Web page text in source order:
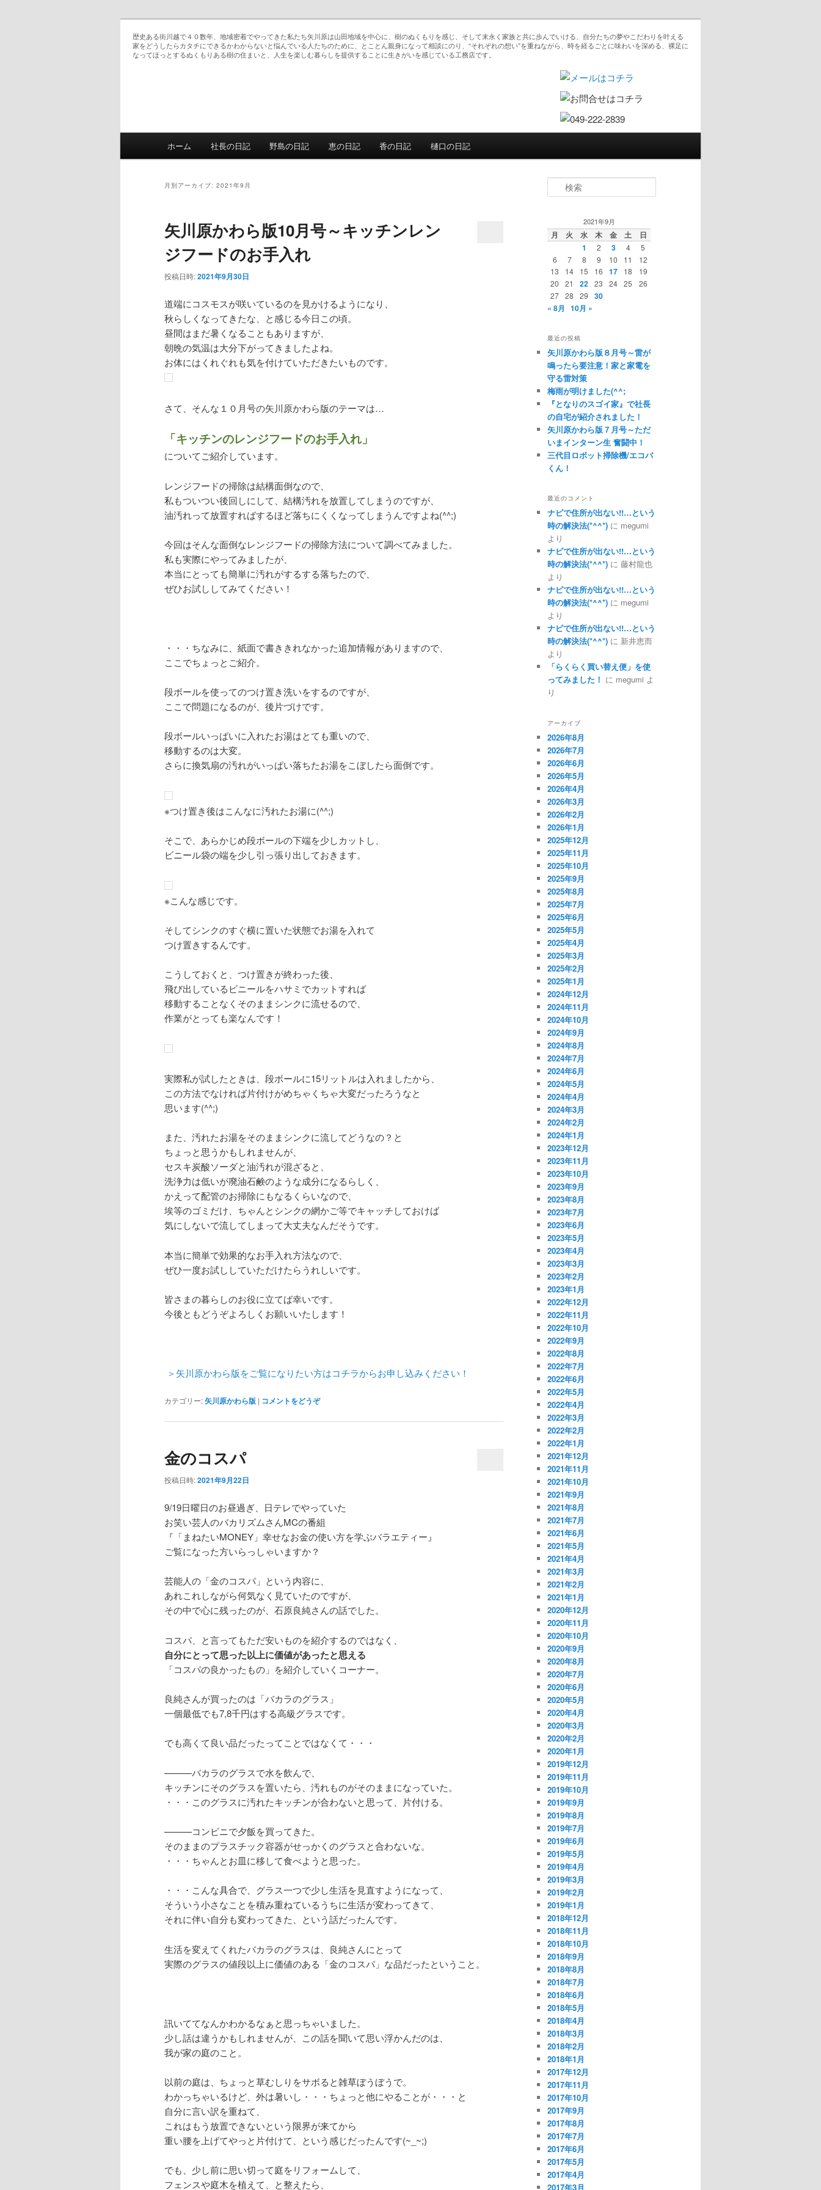
歴史ある街川越で４０数年、地域密着でやってきた私たち矢川原は山田地域を中心に、樹のぬくもりを感じ、そして末永く家族と共に歩んでいける、自分たちの夢やこだわりを叶える
家をどうしたらカタチにできるかわからないと悩んでいる人たちのために、とことん親身になって相談にのり、“それぞれの想い”を重ねながら、時を経るごとに味わいを深める、裸足に
なってほっとするぬくもりある樹の住まいと、人生を楽しむ暮らしを提供することに生きがいを感じている工務店です。
恵の日記 双子ママのお仕事日記
メインコンテンツへ移動
サブコンテンツへ移動
ホーム 社長の日記 野島の日記 恵の日記 香の日記 樋口の日記
月別アーカイブ:2021年9月
矢川原かわら版10月号～キッチンレン
ジフードのお手入れ
投稿日時:2021年9月30日
道端にコスモスが咲いているのを見かけるようになり、
秋らしくなってきたな、と感じる今日この頃。
昼間はまだ暑くなることもありますが、
朝晩の気温は大分下がってきましたよね。
お体にはくれぐれも気を付けていただきたいものです。
さて、そんな１０月号の矢川原かわら版のテーマは…
「キッチンのレンジフードのお手入れ」
についてご紹介しています。
レンジフードの掃除は結構面倒なので、
私もついつい後回しにして、結構汚れを放置してしまうのですが、
油汚れって放置すればするほど落ちにくくなってしまうんですよね(^^;)
今回はそんな面倒なレンジフードの掃除方法について調べてみました。
私も実際にやってみましたが、
本当にとっても簡単に汚れがするする落ちたので、
ぜひお試ししてみてください！
・・・ちなみに、紙面で書ききれなかった追加情報がありますので、
ここでちょっとご紹介。
段ボールを使ってのつけ置き洗いをするのですが、
ここで問題になるのが、後片づけです。
段ボールいっぱいに入れたお湯はとても重いので、
移動するのは大変。
さらに換気扇の汚れがいっぱい落ちたお湯をこぼしたら面倒です。
※つけ置き後はこんなに汚れたお湯に(^^;)
そこで、あらかじめ段ボールの下端を少しカットし、
ビニール袋の端を少し引っ張り出しておきます。
※こんな感じです。
そしてシンクのすぐ横に置いた状態でお湯を入れて
つけ置きするんです。
こうしておくと、つけ置きが終わった後、
飛び出しているビニールをハサミでカットすれば
移動することなくそのままシンクに流せるので、
作業がとっても楽なんです！
実際私が試したときは、段ボールに15リットルは入れましたから、
この方法でなければ片付けがめちゃくちゃ大変だったろうなと
思います(^^;)
また、汚れたお湯をそのままシンクに流してどうなの？と
ちょっと思うかもしれませんが、
セスキ炭酸ソーダと油汚れが混ざると、
洗浄力は低いが廃油石鹸のような成分になるらしく、
かえって配管のお掃除にもなるくらいなので、
埃等のゴミだけ、ちゃんとシンクの網かご等でキャッチしておけば
気にしないで流してしまって大丈夫なんだそうです。
本当に簡単で効果的なお手入れ方法なので、
ぜひ一度お試ししていただけたらうれしいです。
皆さまの暮らしのお役に立てば幸いです。
今後ともどうぞよろしくお願いいたします！
＞矢川原かわら版をご覧になりたい方はコチラからお申し込みください！
カテゴリー:矢川原かわら版 | コメントをどうぞ
金のコスパ
投稿日時:2021年9月22日
9/19日曜日のお昼過ぎ、日テレでやっていた
お笑い芸人のバカリズムさんMCの番組
『「まねたいMONEY」幸せなお金の使い方を学ぶバラエティー』
ご覧になった方いらっしゃいますか？
芸能人の「金のコスパ」という内容に、
あれこれしながら何気なく見ていたのですが、
その中で心に残ったのが、石原良純さんの話でした。
コスパ、と言ってもただ安いものを紹介するのではなく、
自分にとって思った以上に価値があったと思える
「コスパの良かったもの」を紹介していくコーナー。
良純さんが買ったのは「バカラのグラス」
一個最低でも7,8千円はする高級グラスです。
でも高くて良い品だったってことではなくて・・・
———バカラのグラスで水を飲んで、
キッチンにそのグラスを置いたら、汚れものがそのままになっていた。
・・・このグラスに汚れたキッチンが合わないと思って、片付ける。
———コンビニで夕飯を買ってきた。
そのままのプラスチック容器がせっかくのグラスと合わないな。
・・・ちゃんとお皿に移して食べようと思った。
・・・こんな具合で、グラス一つで少し生活を見直すようになって、
そういう小さなことを積み重ねているうちに生活が変わってきて、
それに伴い自分も変わってきた、という話だったんです。
生活を変えてくれたバカラのグラスは、良純さんにとって
実際のグラスの値段以上に価値のある「金のコスパ」な品だったということ。
訊いててなんかわかるなぁと思っちゃいました。
少し話は違うかもしれませんが、この話を聞いて思い浮かんだのは、
我が家の庭のこと。
以前の庭は、ちょっと草むしりをサボると雑草ぼうぼうで。
わかっちゃいるけど、外は暑いし・・・ちょっと他にやることが・・・と
自分に言い訳を重ねて、
これはもう放置できないという限界が来てから
重い腰を上げてやっと片付けて、という感じだったんです(~_~;)
でも、少し前に思い切って庭をリフォームして、
フェンスや庭木を植えて、と整えたら、
2021年9月
月 火 水 木 金 土
日
1
2 3 4
5
6
7 8 9 10 11
12
13
14 15 16 17 18
19
20
21 22 23 24 25
26
27
28 29
30
« 8月
10月 »
最近の投稿
矢川原かわら版８月号～雷が
鳴ったら要注意！家と家電を
守る雷対策
梅雨が明けました(^^;
『となりのスゴイ家』で社長
の自宅が紹介されました！
矢川原かわら版７月号～ただ
いまインターン生 奮闘中！
三代目ロボット掃除機/エコバ
くん！
最近のコメント
ナビで住所が出ない!!…という
時の解決法(*^^*) に megumi
より
ナビで住所が出ない!!…という
時の解決法(*^^*) に藤村龍也
より
ナビで住所が出ない!!…という
時の解決法(*^^*) に megumi
より
ナビで住所が出ない!!…という
時の解決法(*^^*) に 新井恵而
より
「らくらく買い替え便」を使
ってみました！ に megumi よ
り
アーカイブ
2026年8月
2026年7月
2026年6月
2026年5月
2026年4月
2026年3月
2026年2月
2026年1月
2025年12月
2025年11月
2025年10月
2025年9月
2025年8月
2025年7月
2025年6月
2025年5月
2025年4月
2025年3月
2025年2月
2025年1月
2024年12月
2024年11月
2024年10月
2024年9月
2024年8月
2024年7月
2024年6月
2024年5月
2024年4月
2024年3月
2024年2月
2024年1月
2023年12月
2023年11月
2023年10月
2023年9月
2023年8月
2023年7月
2023年6月
2023年5月
2023年4月
2023年3月
2023年2月
2023年1月
2022年12月
2022年11月
2022年10月
2022年9月
2022年8月
2022年7月
2022年6月
2022年5月
2022年4月
2022年3月
2022年2月
2022年1月
2021年12月
2021年11月
2021年10月
2021年9月
2021年8月
2021年7月
2021年6月
2021年5月
2021年4月
2021年3月
2021年2月
2021年1月
2020年12月
2020年11月
2020年10月
2020年9月
2020年8月
2020年7月
2020年6月
2020年5月
2020年4月
2020年3月
2020年2月
2020年1月
2019年12月
2019年11月
2019年10月
2019年9月
2019年8月
2019年7月
2019年6月
2019年5月
2019年4月
2019年3月
2019年2月
2019年1月
2018年12月
2018年11月
2018年10月
2018年9月
2018年8月
2018年7月
2018年6月
2018年5月
2018年4月
2018年3月
2018年2月
2018年1月
2017年12月
2017年11月
2017年10月
2017年9月
2017年8月
2017年7月
2017年6月
2017年5月
2017年4月
2017年3月